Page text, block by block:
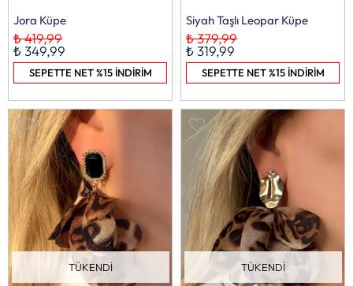
Jora Küpe
₺ 349,99
₺ 419,99
SEPETTE NET %15 İNDİRİM
Siyah Taşlı Leopar Küpe
₺ 319,99
₺ 379,99
SEPETTE NET %15 İNDİRİM
TÜKENDI TÜKENDI